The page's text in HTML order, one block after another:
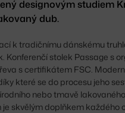
designovým studiem
dub.
k tradičnímu dánskému
Konferenčí stolek Passage s
s certifikátem FSC.
které se do procesu jeho
nebo tmavě
skvělým doplňkem každého